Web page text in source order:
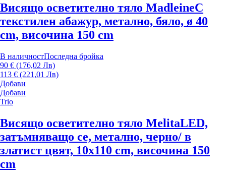
Висящо осветително тяло MadleineС
текстилен абажур, метално, бяло, ø 40
cm, височина 150 cm
В наличностПоследна бройка
90 € (176,02 Лв)
113 € (221,01 Лв)
Добави
Добави
Trio
Висящо осветително тяло MelitaLED,
затъмняващо се, метално, черно/ в
златист цвят, 10x110 cm, височина 150
cm